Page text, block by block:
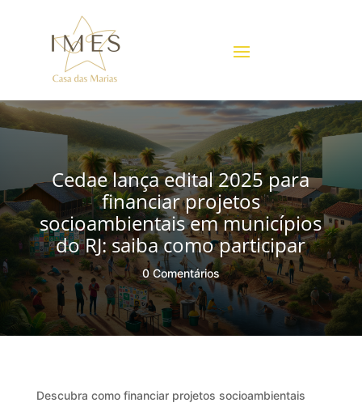
Cedae lança edital 2025 para
financiar projetos
socioambientais em municípios
do RJ: saiba como participar
0 Comentários
Descubra como financiar projetos socioambientais